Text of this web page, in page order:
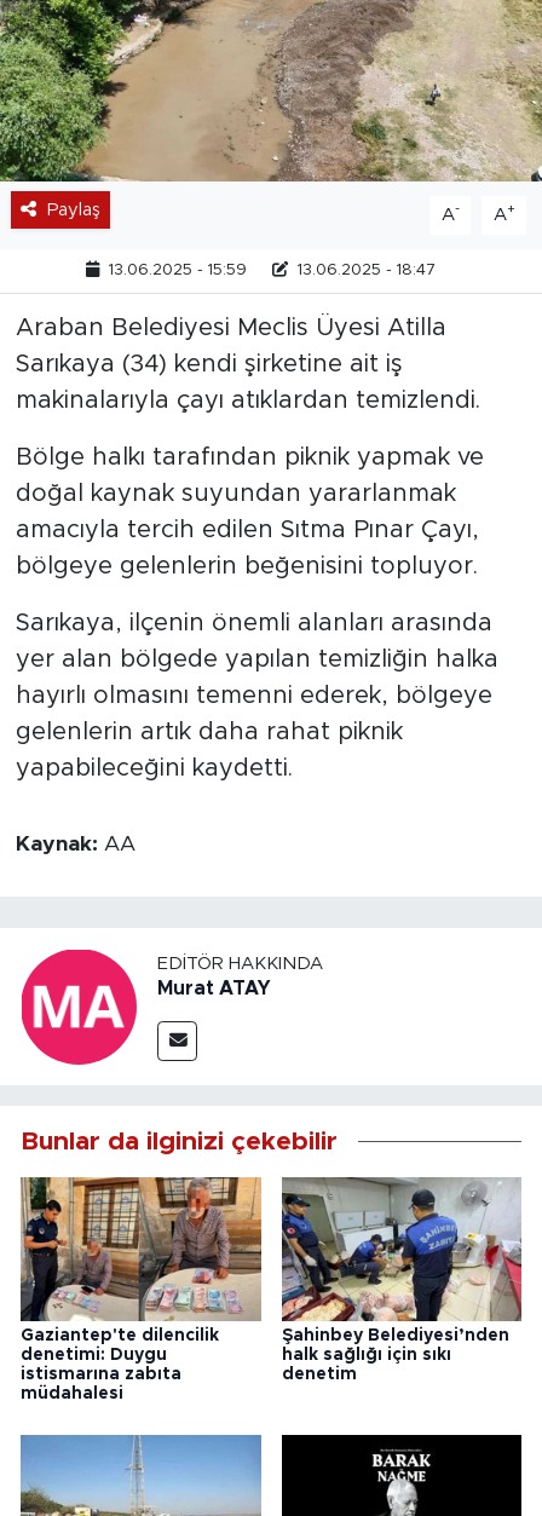
Paylaş A- A+
13.06.2025 - 15:59 13.06.2025 - 18:47
Araban Belediyesi Meclis Üyesi Atilla
Sarıkaya (34) kendi şirketine ait iş
makinalarıyla çayı atıklardan temizlendi.
Bölge halkı tarafından piknik yapmak ve
doğal kaynak suyundan yararlanmak
amacıyla tercih edilen Sıtma Pınar Çayı,
bölgeye gelenlerin beğenisini topluyor.
Sarıkaya, ilçenin önemli alanları arasında
yer alan bölgede yapılan temizliğin halka
hayırlı olmasını temenni ederek, bölgeye
gelenlerin artık daha rahat piknik
yapabileceğini kaydetti.
Kaynak: AA
EDITÖR HAKKINDA
Murat ATAY
Bunlar da ilginizi çekebilir
Gaziantep'te dilencilik
denetimi: Duygu
istismarına zabıta
müdahalesi
Şahinbey Belediyesi’nden
halk sağlığı için sıkı
denetim